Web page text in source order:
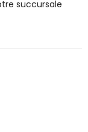
succursale